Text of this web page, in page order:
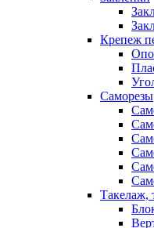
Крепеж
Саморезы
Такелаж,